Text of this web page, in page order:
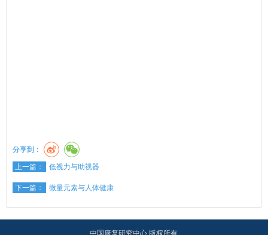
分享到：
上一篇： 低视力与助视器
下一篇： 微量元素与人体健康
中国康复研究中心 版权所有